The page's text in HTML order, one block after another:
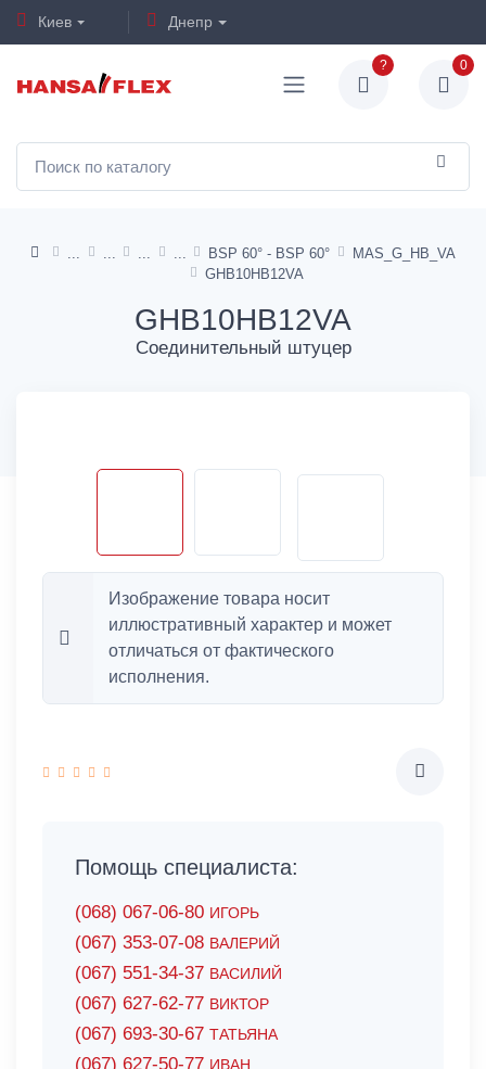
Киев Днепр
? 0
BSP 60° - BSP 60°
MAS_G_HB_VA
GHB10HB12VA
GHB10HB12VA
Соединительный штуцер
Изображение товара носит
иллюстративный характер и может
отличаться от фактического
исполнения.
Помощь специалиста:
(068) 067-06-80 ИГОРЬ
(067) 353-07-08 ВАЛЕРИЙ
(067) 551-34-37 ВАСИЛИЙ
(067) 627-62-77 ВИКТОР
(067) 693-30-67 ТАТЬЯНА
(067) 627-50-77 ИВАН